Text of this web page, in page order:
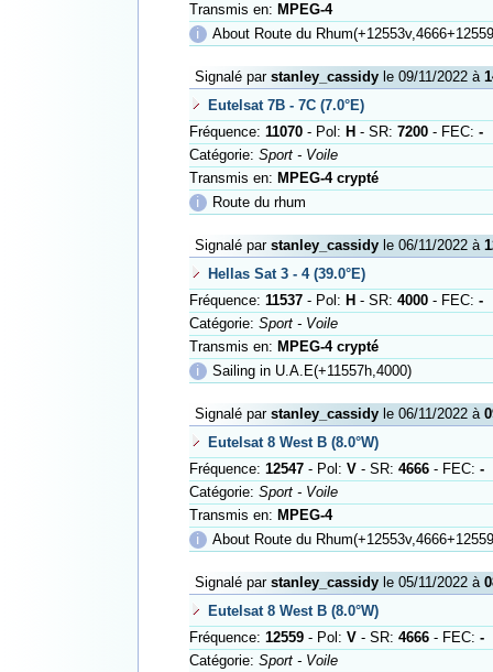
Transmis en: MPEG-4
ℹ
About Route du
Signalé par stanley_cassidyle 09/11/2022 à
Eutelsat 7B - 7C (7.0°E)
Fréquence: 11070- Pol: H - SR: 7200- FEC: -
Catégorie: Sport - Voile
Transmis en: MPEG-4 crypté
ℹ
Route du rhum
Signalé par stanley_cassidyle 06/11/2022 à
Hellas Sat 3 - 4 (39.0°E)
Fréquence: 11537- Pol: H - SR: 4000- FEC: -
Catégorie: Sport - Voile
Transmis en: MPEG-4 crypté
ℹ
Sailing in U.A.E(+11557h,4000)
Signalé par stanley_cassidyle 06/11/2022 à
Eutelsat 8 West B (8.0°W)
Fréquence: 12547- Pol: V- SR: 4666- FEC: -
Catégorie: Sport - Voile
Transmis en: MPEG-4
ℹ
About Route du
Signalé par stanley_cassidyle 05/11/2022 à
Eutelsat 8 West B (8.0°W)
Fréquence: 12559- Pol: V- SR: 4666- FEC: -
Catégorie: Sport - Voile